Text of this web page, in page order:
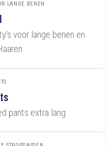
LANGE BENEN
voor lange benen en
pants extra lang